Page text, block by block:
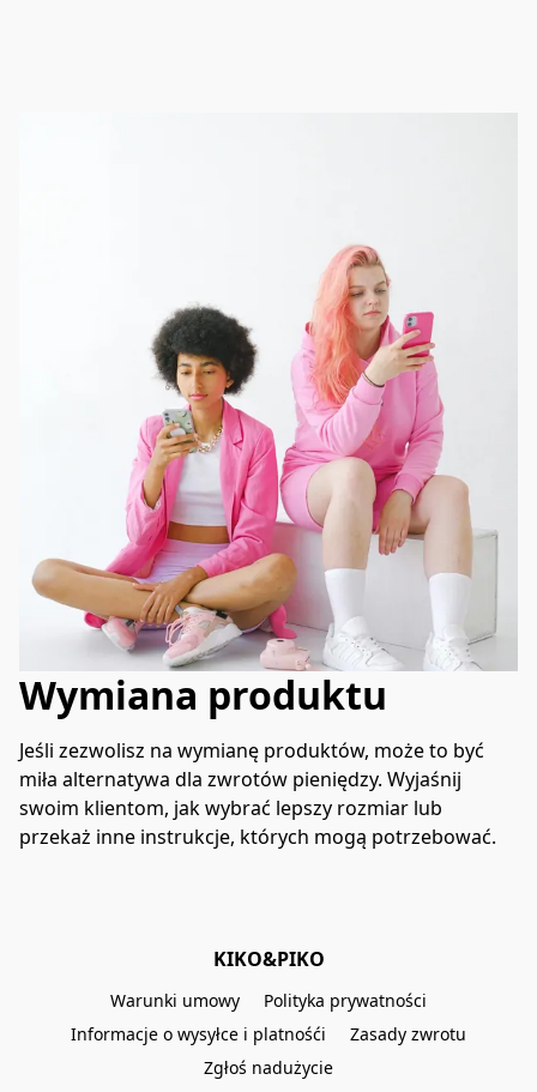
Wymiana produktu
Jeśli zezwolisz na wymianę produktów, może to być
miła alternatywa dla zwrotów pieniędzy. Wyjaśnij
swoim klientom, jak wybrać lepszy rozmiar lub
przekaż inne instrukcje, których mogą potrzebować.
KIKO&PIKO
Warunki umowy
Polityka prywatności
Informacje o wysyłce i platnośći
Zasady zwrotu
Zgłoś nadużycie